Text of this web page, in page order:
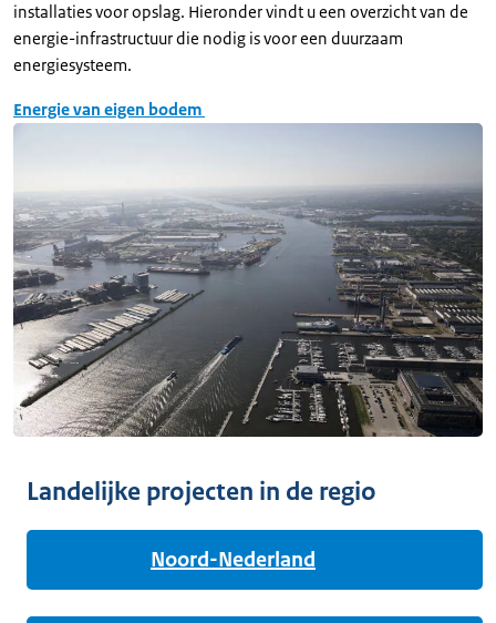
installaties voor opslag. Hieronder vindt u een overzicht van de
energie-infrastructuur die nodig is voor een duurzaam
energiesysteem.
Energie van eigen bodem
Landelijke projecten in de regio
Noord-Nederland